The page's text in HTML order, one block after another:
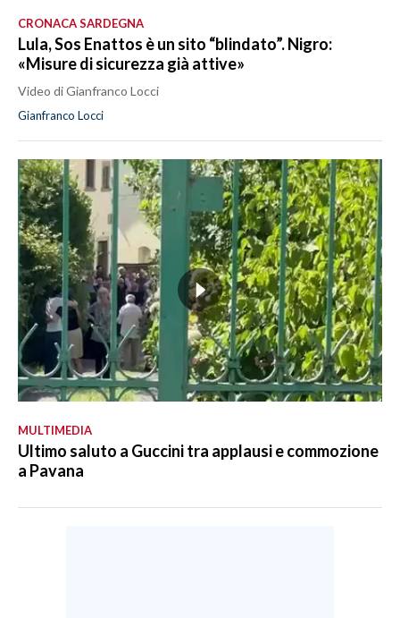
CRONACA SARDEGNA
Lula, Sos Enattos è un sito “blindato”. Nigro:
«Misure di sicurezza già attive»
Video di Gianfranco Locci
Gianfranco Locci
MULTIMEDIA
Ultimo saluto a Guccini tra applausi e commozione
a Pavana